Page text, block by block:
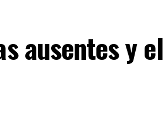
ausentes y